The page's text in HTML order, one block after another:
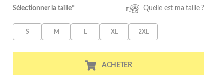
Sélectionner la taille* Quelle est ma taille ?
S M L XL 2XL
ACHETER